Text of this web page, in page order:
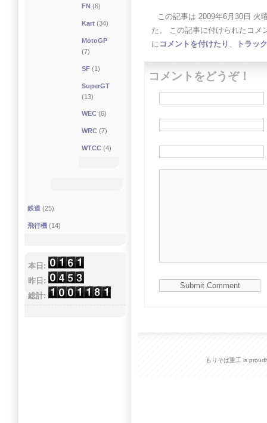
この記事は 2009年6月30日 火
た。 この記事に付けられたコメ
に コメントを付けたり トラッ
コメントをどうぞ！
FN (6)
Kart (34)
MotoGP
(7)
SF (1)
SuperGT
(13)
WEC (6)
WRC (7)
WTCC (4)
鉄道 (25)
飛行機 (14)
本日:
昨日:
総計:
もりそば重工 is